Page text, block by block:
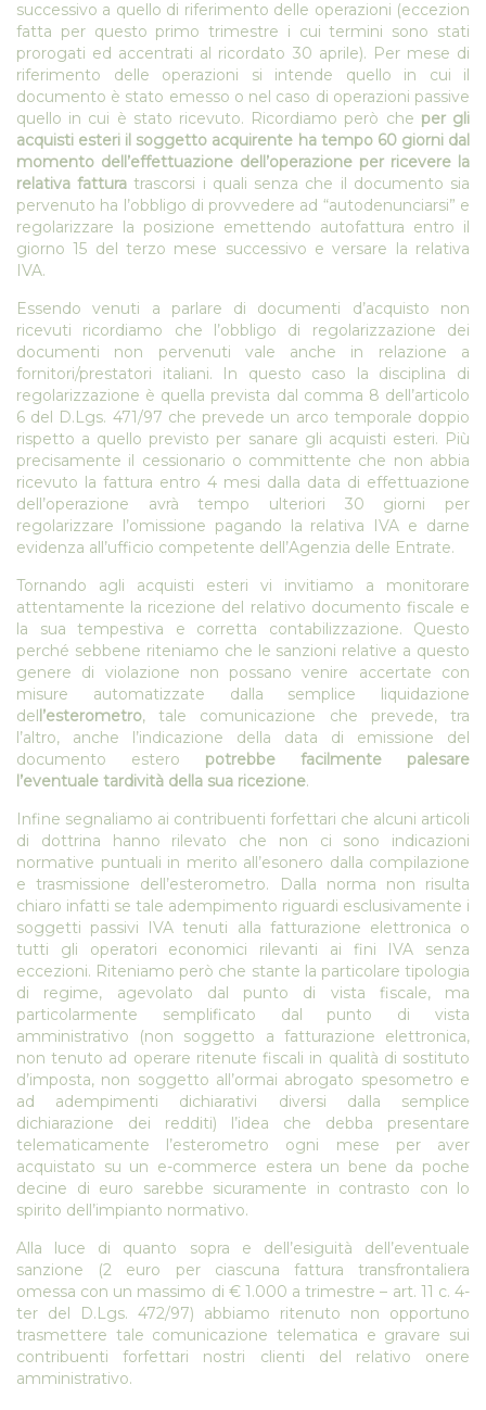
successivo a quello di riferimento delle operazioni (eccezion
fatta per questo primo trimestre i cui termini sono stati
prorogati ed accentrati al ricordato 30 aprile). Per mese di
riferimento delle operazioni si intende quello in cui il
documento è stato emesso o nel caso di operazioni passive
quello in cui è stato ricevuto. Ricordiamo però che per gli
acquisti esteri il soggetto acquirente ha tempo 60 giorni dal
momento dell’effettuazione dell’operazione per ricevere la
relativa fattura trascorsi i quali senza che il documento sia
pervenuto ha l’obbligo di provvedere ad “autodenunciarsi” e
regolarizzare la posizione emettendo autofattura entro il
giorno 15 del terzo mese successivo e versare la relativa
IVA.
Essendo venuti a parlare di documenti d’acquisto non
ricevuti ricordiamo che l’obbligo di regolarizzazione dei
documenti non pervenuti vale anche in relazione a
fornitori/prestatori italiani. In questo caso la disciplina di
regolarizzazione è quella prevista dal comma 8 dell’articolo
6 del D.Lgs. 471/97 che prevede un arco temporale doppio
rispetto a quello previsto per sanare gli acquisti esteri. Più
precisamente il cessionario o committente che non abbia
ricevuto la fattura entro 4 mesi dalla data di effettuazione
dell’operazione avrà tempo ulteriori 30 giorni per
regolarizzare l’omissione pagando la relativa IVA e darne
evidenza all’ufficio competente dell’Agenzia delle Entrate.
Tornando agli acquisti esteri vi invitiamo a monitorare
attentamente la ricezione del relativo documento fiscale e
la sua tempestiva e corretta contabilizzazione. Questo
perché sebbene riteniamo che le sanzioni relative a questo
genere di violazione non possano venire accertate con
misure automatizzate dalla semplice liquidazione
del l’esterometro, tale comunicazione che prevede, tra
l’altro, anche l’indicazione della data di emissione del
documento estero potrebbe facilmente palesare
l’eventuale tardività della sua ricezione.
Infine segnaliamo ai contribuenti forfettari che alcuni articoli
di dottrina hanno rilevato che non ci sono indicazioni
normative puntuali in merito all’esonero dalla compilazione
e trasmissione dell’esterometro. Dalla norma non risulta
chiaro infatti se tale adempimento riguardi esclusivamente i
soggetti passivi IVA tenuti alla fatturazione elettronica o
tutti gli operatori economici rilevanti ai fini IVA senza
eccezioni. Riteniamo però che stante la particolare tipologia
di regime, agevolato dal punto di vista fiscale, ma
particolarmente semplificato dal punto di vista
amministrativo (non soggetto a fatturazione elettronica,
non tenuto ad operare ritenute fiscali in qualità di sostituto
d’imposta, non soggetto all’ormai abrogato spesometro e
ad adempimenti dichiarativi diversi dalla semplice
dichiarazione dei redditi) l’idea che debba presentare
telematicamente l’esterometro ogni mese per aver
acquistato su un e-commerce estera un bene da poche
decine di euro sarebbe sicuramente in contrasto con lo
spirito dell’impianto normativo.
Alla luce di quanto sopra e dell’esiguità dell’eventuale
sanzione (2 euro per ciascuna fattura transfrontaliera
omessa con un massimo di € 1.000 a trimestre – art. 11 c. 4-
ter del D.Lgs. 472/97) abbiamo ritenuto non opportuno
trasmettere tale comunicazione telematica e gravare sui
contribuenti forfettari nostri clienti del relativo onere
amministrativo.